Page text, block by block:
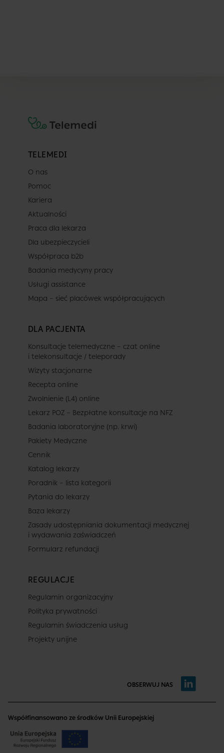
TELEMEDI
O nas
Pomoc
Kariera
Aktualności
Praca dla lekarza
Dla ubezpieczycieli
Współpraca b2b
Badania medycyny pracy
Usługi assistance
Mapa – sieć placówek współpracujących
DLA PACJENTA
Konsultacje telemedyczne – czat online
i telekonsultacje / teleporady
Wizyty stacjonarne
Recepta online
Zwolnienie (L4) online
Lekarz POZ – Bezpłatne konsultacje na NFZ
Badania laboratoryjne (np. krwi)
Pakiety Medyczne
Cennik
Katalog lekarzy
Poradnik – lista kategorii
Pytania do lekarzy
Baza lekarzy
Zasady udostępniania dokumentacji medycznej
i wydawania zaświadczeń
Formularz refundacji
REGULACJE
Regulamin organizacyjny
Polityka prywatności
Regulamin świadczenia usług
Projekty unijne
OBSERWUJ NAS
Współfinansowano ze środków Unii Europejskiej